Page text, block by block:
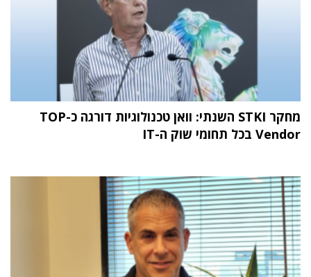
מחקר STKI השנתי: וואן טכנולוגיות דורגה כ-TOP
Vendor בכל תחומי שוק ה-IT